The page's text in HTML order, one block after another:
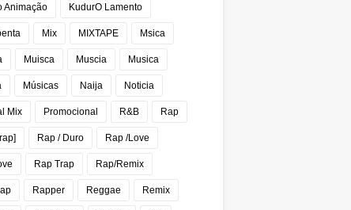
Animação KudurO Lamento
Mix MIXTAPE Msica
Muisca Muscia Musica
Músicas Naija Noticia
Mix Promocional R&B Rap
Rap / Duro Rap /Love
Rap Trap Rap/Remix
Rapper Reggae Remix